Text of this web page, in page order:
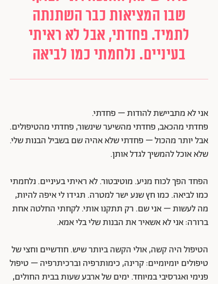
שבו המציאות כבר השתנתה
לתמיד. פחדתי, אבל לא ראיתי
בעיניים. נלחמתי כמו לביאה
אני לא מתביישת להודות – פחדתי.
פחדתי מהכאב, פחדתי מהשיער שינשור, פחדתי מהטיפולים.
אבל יותר מהכול – פחדתי שלא אהיה שם בשביל הבנות שלי.
שלא אוכל להמשיך לגדל אותן.
הפחד הפך לכוח מניע. מוטיבטור. לא ראיתי בעיניים. נלחמתי
כמו לביאה. כמו חץ שנע ישר למטרה. תגידו לי איפה להיות,
מה לעשות – אני שם. רק תתקנו אותי. לקחתי החלטה אחת
ברורה: אני לא אשאיר את הבנות שלי בלי אמא.
הטיפול היה קשה, אולי הקשה ביותר שיש. חודשיים וחצי של
טיפולים יומיומיים: קרינה, כימותרפיה וברכיתרפיה – טיפול
פנימי ואגרסיבי במיוחד. ימים של ארבע שעות בבית החולים,